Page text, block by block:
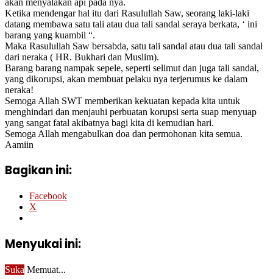
Ketika mendengar hal itu dari Rasulullah Saw, seorang laki-laki
datang membawa satu tali atau dua tali sandal seraya berkata, ‘ ini
barang yang kuambil “.
Maka Rasulullah Saw bersabda, satu tali sandal atau dua tali sandal
dari neraka ( HR. Bukhari dan Muslim).
Barang barang nampak sepele, seperti selimut dan juga tali sandal,
yang dikorupsi, akan membuat pelaku nya terjerumus ke dalam
neraka!
Semoga Allah SWT memberikan kekuatan kepada kita untuk
menghindari dan menjauhi perbuatan korupsi serta suap menyuap
yang sangat fatal akibatnya bagi kita di kemudian hari.
Semoga Allah mengabulkan doa dan permohonan kita semua.
Aamiin
Bagikan ini:
Facebook
X
Menyukai ini:
Suka Memuat...